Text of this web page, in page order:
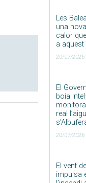
Les
una
calor
a
20/07/2026
El
boia
real
20/07/2026
El vent
impulsa